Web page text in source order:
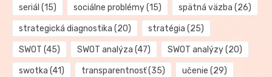
seriál (15) sociálne problémy(15) spätná väzba (26)
strategická diagnostika (20) stratégia (25)
SWOT (45) SWOT analýza (47) SWOT analýzy(20)
swotka (41) transparentnosť(35) učenie (29)